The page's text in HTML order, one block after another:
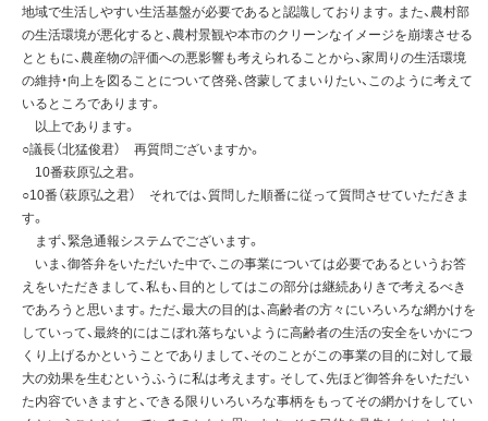
地域で生活しやすい生活基盤が必要であると認識しております。また、農村部
の生活環境が悪化すると、農村景観や本市のクリーンなイメージを崩壊させる
とともに、農産物の評価への悪影響も考えられることから、家周りの生活環境
の維持・向上を図ることについて啓発、啓蒙してまいりたい、このように考えて
いるところであります。
以上であります。
○議長（北猛俊君） 再質問ございますか。
10番萩原弘之君。
○10番（萩原弘之君） それでは、質問した順番に従って質問させていただきま
す。
まず、緊急通報システムでございます。
いま、御答弁をいただいた中で、この事業については必要であるというお答
えをいただきまして、私も、目的としてはこの部分は継続ありきで考えるべき
であろうと思います。ただ、最大の目的は、高齢者の方々にいろいろな網かけを
していって、最終的にはこぼれ落ちないように高齢者の生活の安全をいかにつ
くり上げるかということでありまして、そのことがこの事業の目的に対して最
大の効果を生むというふうに私は考えます。そして、先ほど御答弁をいただい
た内容でいきますと、できる限りいろいろな事柄をもってその網かけをしてい